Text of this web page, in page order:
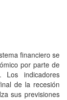
financiero se
por parte de
Los indicadores
de la recesión
sus previsiones